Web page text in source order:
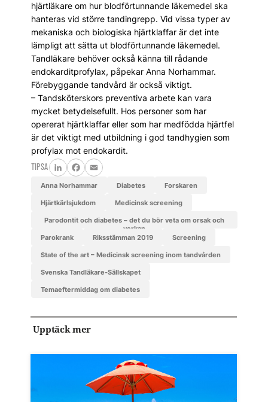
hjärtläkare om hur blodförtunnande läkemedel ska
hanteras vid större tand­ingrepp. Vid vissa typer av
mekaniska och biologiska hjärtklaffar är det inte
lämpligt att sätta ut blodförtunnande läkemedel.
Tandläkare behöver också känna till rådande
endokarditprofylax, påpekar Anna Norhammar.
Förebyggande tandvård är också viktigt.
– Tandsköterskors preventiva arbete kan vara
mycket betydelsefullt. Hos personer som har
opererat hjärtklaffar eller som har medfödda hjärtfel
är det viktigt med utbildning i god tandhygien som
profylax mot endokardit.
TIPSA
LinkedInFacebook
Email
Anna Norhammar diabetes Forskaren
hjärtkärlsjukdom medicinsk screening
Parodontit och diabetes – det du bör veta om orsak och
verkan
Parokrank
Riksstämman 2019 screening
State of the art – Medicinsk screening inom tandvården
Svenska Tandläkare-Sällskapet
temaeftermiddag om diabetes
Upptäck mer